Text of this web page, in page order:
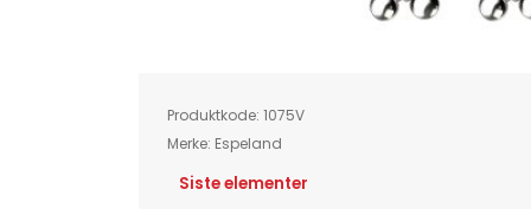
images
gallery
Produktkode: 1075V
Merke: Espeland
Siste elementer